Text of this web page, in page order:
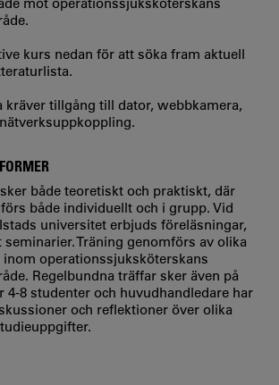
kurs nedan för att söka fram aktuell
kräver tillgång till dator, webbkamera,
både teoretiskt och praktiskt, där
både individuellt och i grupp. Vid
universitet erbjuds föreläsningar,
Träning genomförs av olika
operationssjuksköterskans
Regelbundna träffar sker även på
4-8 studenter och huvudhandledare har
och reflektioner över olika